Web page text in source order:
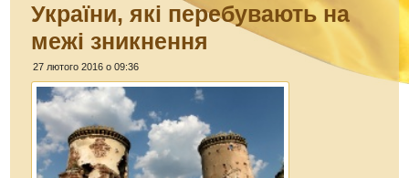
України, які перебувають на
межі зникнення
27 лютого 2016 о 09:36